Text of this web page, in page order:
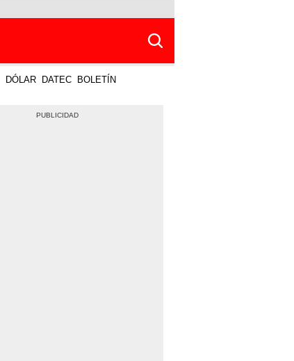
DÓLAR DATEC BOLETÍN